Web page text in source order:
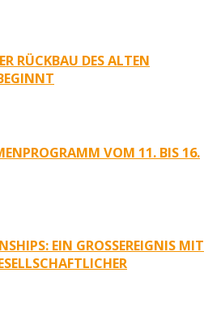
RÜCKBAU DES ALTEN
VOM 11. BIS 16.
EIN GROSSEREIGNIS MIT S
S